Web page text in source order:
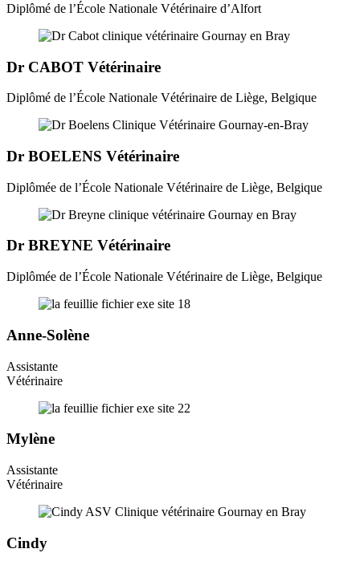
Diplômé de l’École Nationale Vétérinaire d’Alfort
Dr CABOT Vétérinaire
Diplômé de l’École Nationale Vétérinaire de Liège, Belgique
Dr BOELENS Vétérinaire
Diplômée de l’École Nationale Vétérinaire de Liège, Belgique
Dr BREYNE Vétérinaire
Diplômée de l’École Nationale Vétérinaire de Liège, Belgique
Anne-Solène
Assistante
Vétérinaire
Mylène
Assistante
Vétérinaire
Cindy